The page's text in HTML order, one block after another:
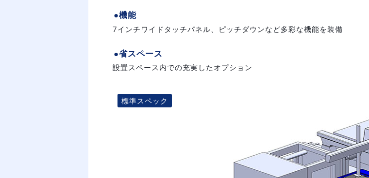
●機能
7インチワイドタッチパネル、ピッチダウンなど多彩な機能を装備
●省スペース
設置スペース内での充実したオプション
標準スペック